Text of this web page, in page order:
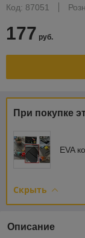
Код: 87051
177 руб.
При покупке
EVA
Скрыть
Описание